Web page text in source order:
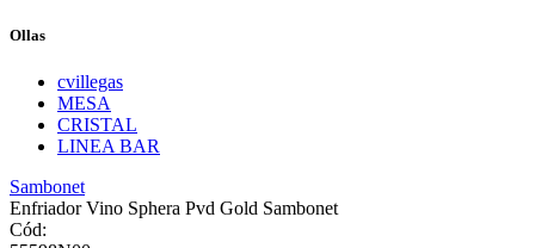
Ollas
cvillegas
MESA
CRISTAL
LINEA BAR
Sambonet
Enfriador Vino Sphera Pvd Gold Sambonet
Cód: